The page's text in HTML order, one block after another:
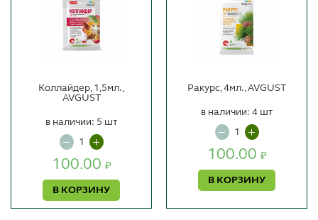
Коллайдер, 1,5мл.,
AVGUST
100.00 ₽
В КОРЗИНУ
в наличии: 5 шт
Ракурс, 4мл., AVGUST
100.00 ₽
В КОРЗИНУ
в наличии: 4 шт